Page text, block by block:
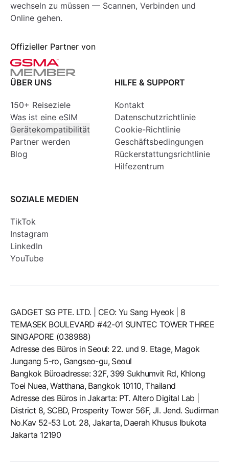
wechseln zu müssen — Scannen, Verbinden und
Online gehen.
Offizieller Partner von
ÜBER UNS
150+ Reiseziele
Was ist eine eSIM
Gerätekompatibilität
Partner werden
Blog
HILFE & SUPPORT
Kontakt
Datenschutzrichtlinie
Cookie-Richtlinie
Geschäftsbedingungen
Rückerstattungsrichtlinie
Hilfezentrum
SOZIALE MEDIEN
TikTok
Instagram
LinkedIn
YouTube
GADGET SG PTE. LTD. | CEO: Yu Sang Hyeok | 8
TEMASEK BOULEVARD #42-01 SUNTEC TOWER THREE
SINGAPORE (038988)
Adresse des Büros in Seoul: 22. und 9. Etage, Magok
Jungang 5-ro, Gangseo-gu, Seoul
Bangkok Büroadresse: 32F, 399 Sukhumvit Rd, Khlong
Toei Nuea, Watthana, Bangkok 10110, Thailand
Adresse des Büros in Jakarta: PT. Altero Digital Lab |
District 8, SCBD, Prosperity Tower 56F, Jl. Jend. Sudirman
No.Kav 52-53 Lot. 28, Jakarta, Daerah Khusus Ibukota
Jakarta 12190